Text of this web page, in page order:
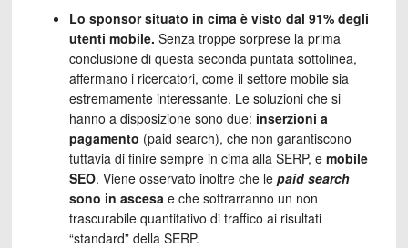
Lo sponsor situato in cima è visto dal 91% degli
utenti mobile. Senza troppe sorprese la prima
conclusione di questa seconda puntata sottolinea,
affermano i ricercatori, come il settore mobile sia
estremamente interessante. Le soluzioni che si
hanno a disposizione sono due: inserzioni a
pagamento (paid search), che non garantiscono
tuttavia di finire sempre in cima alla SERP, e mobile
SEO. Viene osservato inoltre che le paid search
sono in ascesa e che sottrarranno un non
trascurabile quantitativo di traffico ai risultati
“standard” della SERP.